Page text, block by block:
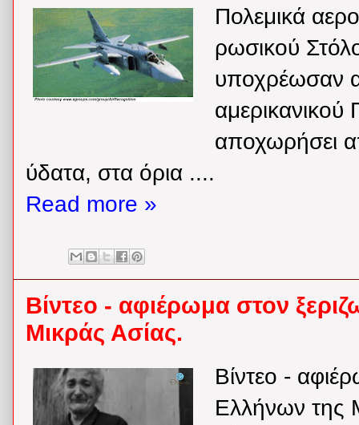
Πολεμικά
ρωσικού
υποχρέωσαν
αμερικανικού
αποχωρήσει
ύδατα, στα όρια ....
Read more »
Βίντεο - αφιέρωμα στον
Μικράς Ασίας.
Βίντεο -
Ελλήνων της